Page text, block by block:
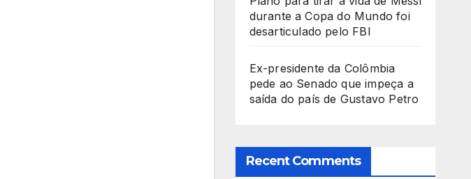
durante a Copa do Mundo foi
desarticulado pelo FBI
Ex-presidente da Colômbia
pede ao Senado que impeça a
saída do país de Gustavo Petro
Recent Comments